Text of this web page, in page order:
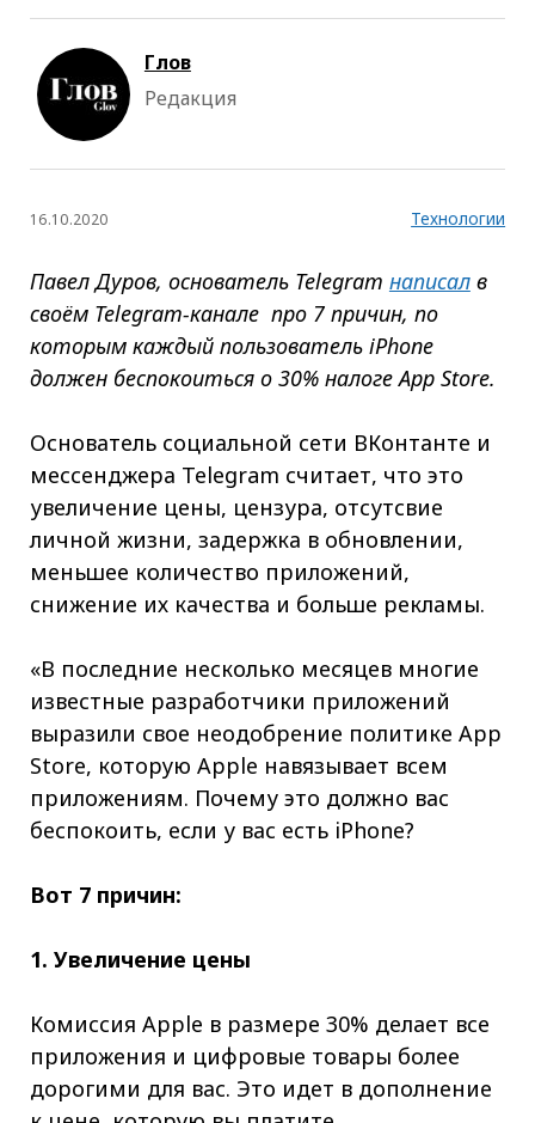
Глов
Редакция
16.10.2020 Технологии
Павел Дуров, основатель Telegram написалв
своём Telegram-канале про 7 причин, по
которым каждый пользователь iPhone
должен беспокоиться о 30% налоге App Store.
Основатель социальной сети ВКонтанте и
мессенджера Telegram считает, что это
увеличение цены, цензура, отсутсвие
личной жизни, задержка в обновлении,
меньшее количество приложений,
снижение их качества и больше рекламы.
«В последние несколько месяцев многие
известные разработчики приложений
выразили свое неодобрение политике App
Store, которую Apple навязывает всем
приложениям. Почему это должно вас
беспокоить, если у вас есть iPhone?
Вот 7 причин:
1. Увеличение цены
Комиссия Apple в размере 30% делает все
приложения и цифровые товары более
дорогими для вас. Это идет в дополнение